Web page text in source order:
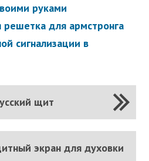
руками
решетка для армстронга
сигнализации в
щит
экран для духовки